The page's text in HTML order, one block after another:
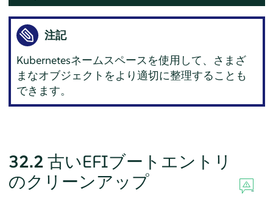
注記
Kubernetesネームスペースを使用して、さまざ
まなオブジェクトをより適切に整理することも
できます。
32.2 古いEFIブートエントリ
のクリーンアップ